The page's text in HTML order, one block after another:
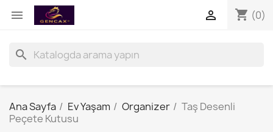
 shopping_cart (0)

search
Ana Sayfa Ev Yaşam Organizer
Taş Desenli
Peçete Kutusu